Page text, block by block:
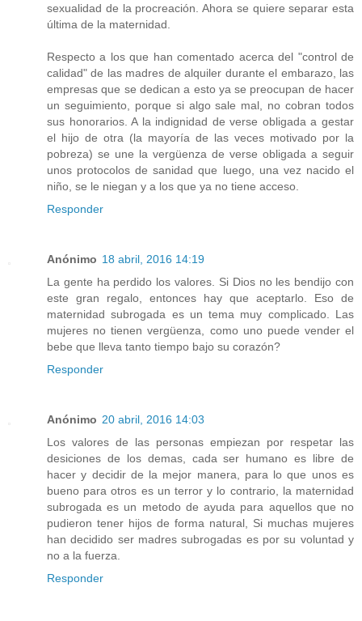
sexualidad de la procreación. Ahora se quiere separar esta
última de la maternidad.
Respecto a los que han comentado acerca del "control de
calidad" de las madres de alquiler durante el embarazo, las
empresas que se dedican a esto ya se preocupan de hacer
un seguimiento, porque si algo sale mal, no cobran todos
sus honorarios. A la indignidad de verse obligada a gestar
el hijo de otra (la mayoría de las veces motivado por la
pobreza) se une la vergüenza de verse obligada a seguir
unos protocolos de sanidad que luego, una vez nacido el
niño, se le niegan y a los que ya no tiene acceso.
Responder
Anónimo 18 abril, 2016 14:19
La gente ha perdido los valores. Si Dios no les bendijo con
este gran regalo, entonces hay que aceptarlo. Eso de
maternidad subrogada es un tema muy complicado. Las
mujeres no tienen vergüenza, como uno puede vender el
bebe que lleva tanto tiempo bajo su corazón?
Responder
Anónimo 20 abril, 2016 14:03
Los valores de las personas empiezan por respetar las
desiciones de los demas, cada ser humano es libre de
hacer y decidir de la mejor manera, para lo que unos es
bueno para otros es un terror y lo contrario, la maternidad
subrogada es un metodo de ayuda para aquellos que no
pudieron tener hijos de forma natural, Si muchas mujeres
han decidido ser madres subrogadas es por su voluntad y
no a la fuerza.
Responder